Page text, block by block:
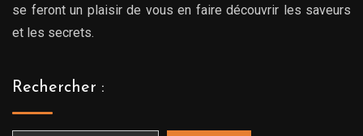
se feront un plaisir de vous en faire découvrir les saveurs
et les secrets.
Rechercher :